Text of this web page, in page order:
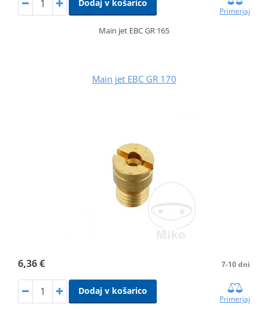
Dodaj v košarico
Primerjaj
Main jet EBC GR 165
Main jet EBC GR 170
6,36 € 7-10 dni
Dodaj v košarico
Primerjaj